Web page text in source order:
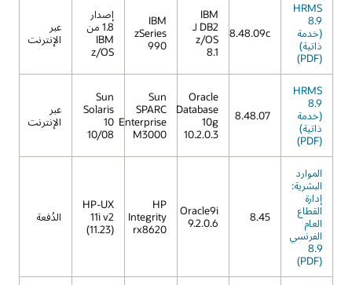
HRMS
8.9
(خدمة
ذاتية)
(PDF)
8.48.09c
IBM
DB2 لـ
z/OS
8.1
IBM
zSeries
990
إصدار
1.8 من
IBM
z/OS
عبر
الإنترنت
HRMS
8.9
(خدمة
ذاتية)
(PDF)
8.48.07
Oracle
Database
10g
10.2.0.3
Sun
SPARC
Enterprise
M3000
Sun
Solaris
10
10/08
عبر
الإنترنت
الموارد
البشرية:
إدارة
القطاع
العام
الفرنسي
8.9
(PDF)
8.45
Oracle9i
9.2.0.6
HP
Integrity
rx8620
HP-UX
11i v2
(11.23)
الدُفعة